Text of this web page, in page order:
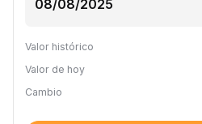
Valor histórico
Valor de hoy
Cambio